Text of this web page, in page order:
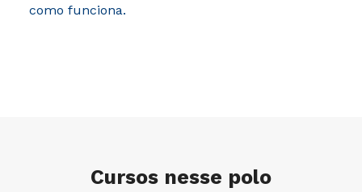
como funciona.
Cursos nesse polo